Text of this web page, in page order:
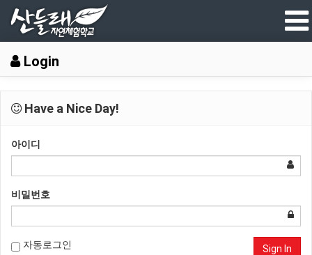
Login
Have a Nice Day!
아이디
비밀번호
자동로그인 Sign In